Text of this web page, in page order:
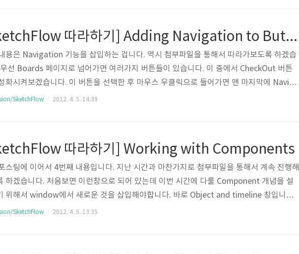
[SketchFlow 따라하기] Adding Navigation to Buttons in SketchFlow
용은 Navigation 기능을 삽입하는 겁니다. 역시 첨부파일을 통해서 따라가보도록 하겠습
선 Boards 페이지로 넘어가면 여러가지 버튼들이 있습니다. 이 중에서 CheckOut 버튼
화시켜보겠습니다. 이 버튼을 선택한 후 마우스 우클릭으로 들어가면 맨 마지막에 Naviga
목이 있습니다. 당연히 Checkout 버튼을 누르면 checkcout 페이지로 넘어가야겠지요.
할 수 ..
SketchFlow 2012. 4. 5. 14:39
따라하기] Working with Components
스팅에 이어서 4번째 내용입니다. 지난 시간과 마찬가지로 첨부파일을 통해서 계속 진행해
하겠습니다. 처음보면 이런창으로 되어 있는데 이번 시간에 다룰 Component 개념을 설
위해서 window에서 새로운 것을 삽입해야합니다. 바로 Object and timeline 창입니다.
뉴바에서 해당란을 선택해주시면 좌측하단에 다음과 같이 창이 삽입됩니다. Expression
SketchFlow 2012. 4. 5. 13:35